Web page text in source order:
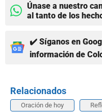
Únase a nuestro
al tanto de los
✔️ Síganos en
información de
Relacionados
Oración de hoy